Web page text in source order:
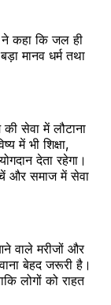
ने कहा कि जल ही
मानव धर्म तथा
सेवा में लौटाना
में भी शिक्षा,
देता रहेगा।
और समाज में सेवा
वाले मरीजों और
बेहद जरूरी है।
लोगों को राहत